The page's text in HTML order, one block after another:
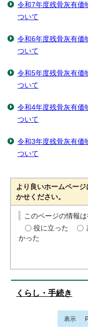
令和7年度残骨灰有価
ついて
令和6年度残骨灰有価
ついて
令和5年度残骨灰有価
ついて
令和4年度残骨灰有価
ついて
令和3年度残骨灰有価
ついて
より良いホームペー
かせください。
このページの情報
役に立った
かった
くらし・手続き
表示